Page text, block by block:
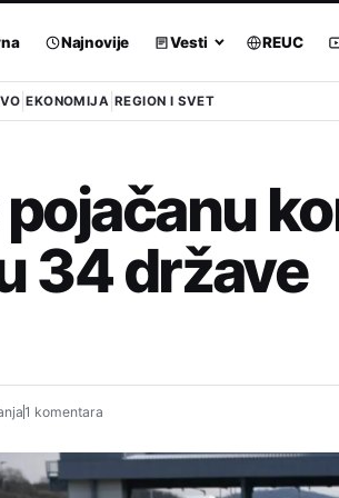
Najnovije Vesti REUC
EKONOMIJA REGION I SVET
34 države
1 komentara